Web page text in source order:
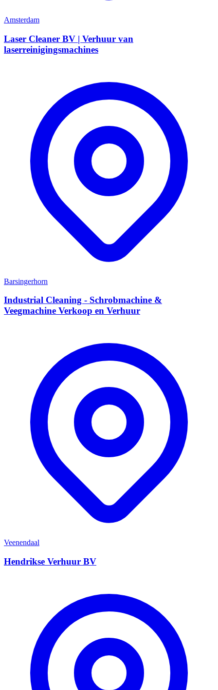
Amsterdam
Laser Cleaner BV | Verhuur van
laserreinigingsmachines
Barsingerhorn
Industrial Cleaning - Schrobmachine &
Veegmachine Verkoop en Verhuur
Veenendaal
Hendrikse Verhuur BV